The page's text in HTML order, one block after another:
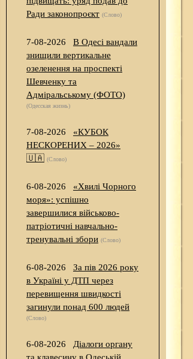
Ради законопроєкт (Слово)
7-08-2026
В Одесі вандали
знищили вертикальне
озеленення на проспекті
Шевченку та
Адміральському (ФОТО)
(Одесская жизнь)
7-08-2026
«КУБОК
НЕСКОРЕНИХ – 2026»
🇺🇦 (Слово)
6-08-2026
«Хвилі Чорного
моря»: успішно
завершилися військово-
патріотичні навчально-
тренувальні збори (Слово)
6-08-2026
За пів 2026 року
в Україні у ДТП через
перевищення швидкості
загинули понад 600 людей
(Слово)
6-08-2026
Діалоги органу